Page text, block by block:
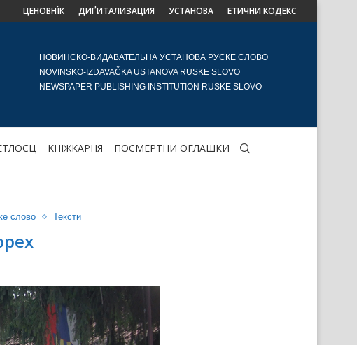
ЦЕНОВНЇК ДИҐИТАЛИЗАЦИЯ УСТАНОВА ЕТИЧНИ КОДЕКС
НОВИНСКО-ВИДАВАТЕЛЬНА УСТАНОВА РУСКЕ СЛОВО
NOVINSKO-IZDAVAČKA USTANOVA RUSKE SLOVO
NEWSPAPER PUBLISHING INSTITUTION RUSKE SLOVO
KНЇЖКАРНЯ ПОСМЕРТНИ ОГЛАШКИ
слово Тексти